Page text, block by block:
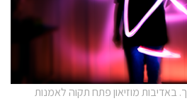
באדיבות מוזיאון פתח תקוה לאמנות